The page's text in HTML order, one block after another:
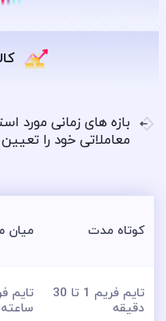
بازه های زمانی مورد
معاملاتی خود را
کوتاه مدت میان
تایم فریم 1 تا 30
دقیقه
ساعته